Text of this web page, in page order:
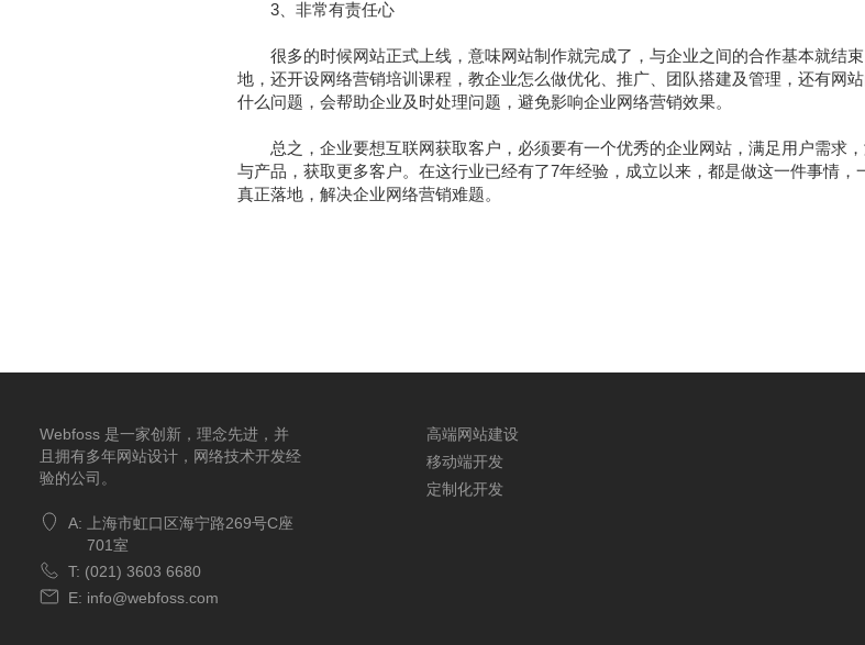
3、非常有责任心
很多的时候网站正式上线，意味网站制作就完成了，与企业之间的合作基本就结
地，还开设网络营销培训课程，教企业怎么做优化、推广、团队搭建及管理，还有网
什么问题，会帮助企业及时处理问题，避免影响企业网络营销效果。
总之，企业要想互联网获取客户，必须要有一个优秀的企业网站，满足用户需求
与产品，获取更多客户。在这行业已经有了7年经验，成立以来，都是做这一件事情
真正落地，解决企业网络营销难题。
Webfoss 是一家创新，理念先进，并
且拥有多年网站设计，网络技术开发经
验的公司。
A:
上海市虹口区海宁路269号C座
701室
T: (021) 3603 6680
E: info@webfoss.com
高端网站建设
移动端开发
定制化开发